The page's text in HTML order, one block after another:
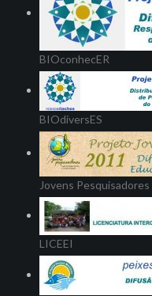
BIOconhecER
BIOdiversES
Jovens Pesquisadores
LICEEI